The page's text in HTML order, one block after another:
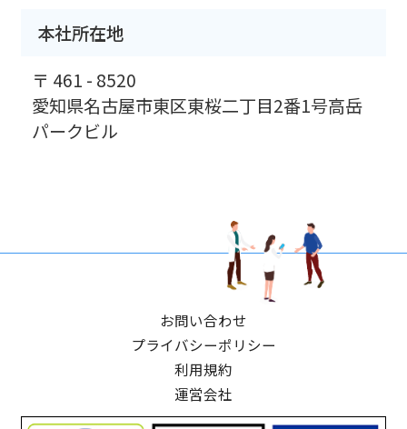
本社所在地
〒 461 - 8520
愛知県名古屋市東区東桜二丁目2番1号高岳
パークビル
お問い合わせ
プライバシーポリシー
利用規約
運営会社